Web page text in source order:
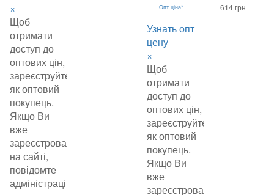
×
Щоб
отримати
доступ до
оптових цін,
зареєструйтеся
як оптовий
покупець.
Якщо Ви
вже
зареєстровані
на сайті,
повідомте
адміністрацію
Опт ціна*
Узнать опт
цену
×
Щоб
отримати
доступ до
оптових цін,
зареєструйтеся
як оптовий
покупець.
Якщо Ви
вже
зареєстровані
614 грн